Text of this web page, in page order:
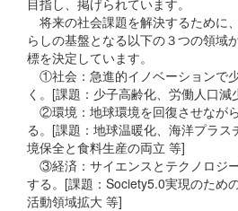
将来の社会課題を解決するために
らしの基盤となる以下の３つの領域
標を決定しています。
①社会：急進的イノベーションで
く。[課題：少子高齢化、労働人口減
②環境：地球環境を回復させなが
る。[課題：地球温暖化、海洋プラス
境保全と食料生産の両立 等]
③経済：サイエンスとテクノロジ
する。[課題：Society5.0実現のため
活動領域拡大 等]